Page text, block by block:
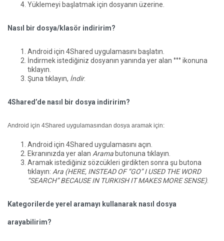
Yüklemeyi başlatmak için dosyanın üzerine.
Nasıl bir dosya/klasör indiririm?
Android için 4Shared uygulamasını başlatın.
İndirmek istediğiniz dosyanın yanında yer alan °°° ikonuna
tıklayın.
Şuna tıklayın, İndir.
4Shared’de nasıl bir dosya indiririm?
Android için 4Shared uygulamasından dosya aramak için:
Android için 4Shared uygulamasını açın.
Ekranınızda yer alan Arama butonuna tıklayın.
Aramak istediğiniz sözcükleri girdikten sonra şu butona
tıklayın: Ara (HERE, INSTEAD OF “GO” I USED THE WORD
“SEARCH” BECAUSE IN TURKISH IT MAKES MORE SENSE).
Kategorilerde yerel aramayı kullanarak nasıl dosya
arayabilirim?